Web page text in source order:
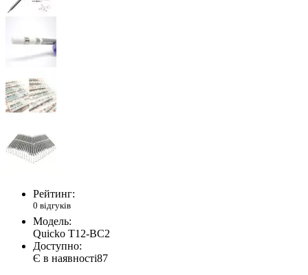
Рейтинг:
0 відгуків
Модель:
Quicko T12-BC2
Доступно:
Є в наявності87